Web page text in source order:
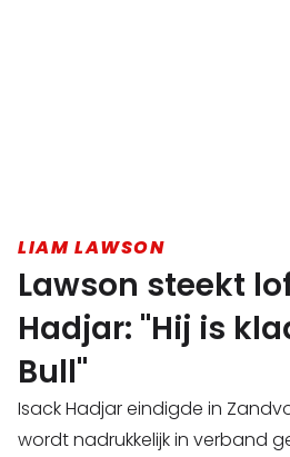
LIAM LAWSON
Lawson steekt
Hadjar: "Hij is
Bull"
Isack Hadjar eindigde in
wordt nadrukkelijk in verband